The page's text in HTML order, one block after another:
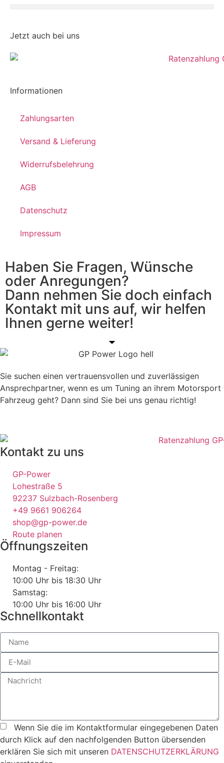
Jetzt auch bei uns
Informationen
Zahlungsarten
Versand & Lieferung
Widerrufsbelehrung
AGB
Datenschutz
Impressum
Haben Sie Fragen, Wünsche
oder Anregungen?
Dann nehmen Sie doch einfach
Kontakt mit uns auf, wir helfen
Ihnen gerne weiter!
Sie suchen einen vertrauensvollen und zuverlässigen
Ansprechpartner, wenn es um Tuning an ihrem Motorsport
Fahrzeug geht? Dann sind Sie bei uns genau richtig!
Kontakt zu uns
GP-Power
Lohestraße 5
92237 Sulzbach-Rosenberg
+49 9661 906264
shop@gp-power.de
Route planen
Öffnungszeiten
Montag - Freitag:
10:00 Uhr bis 18:30 Uhr
Samstag:
10:00 Uhr bis 16:00 Uhr
Schnellkontakt
Wenn Sie die im Kontaktformular eingegebenen Daten
durch Klick auf den nachfolgenden Button übersenden
erklären Sie sich mit unseren DATENSCHUTZERKLÄRUNG